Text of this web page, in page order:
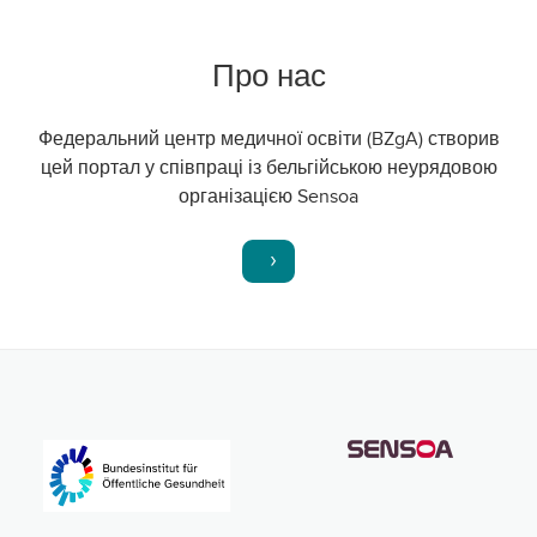
Про нас
Федеральний центр медичної освіти (BZgA) створив
цей портал у співпраці із бельгійською неурядовою
організацією Sensoa